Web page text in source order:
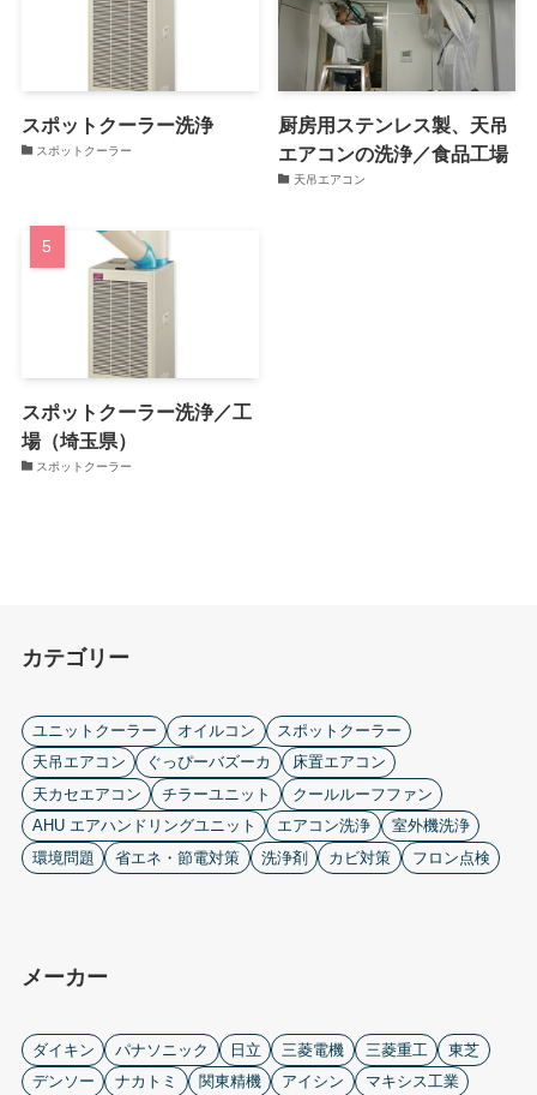
スポットクーラー洗浄
スポットクーラー
厨房用ステンレス製、天吊
エアコンの洗浄／食品工場
天吊エアコン
スポットクーラー洗浄／工
場（埼玉県）
スポットクーラー
カテゴリー
ユニットクーラー オイルコン
スポットクーラー
天吊エアコン
ぐっぴーバズーカ
床置エアコン
天カセエアコン
チラーユニット
クールルーフファン
AHU エアハンドリングユニット
エアコン洗浄
室外機洗浄
環境問題
省エネ・節電対策 洗浄剤 カビ対策 フロン点検
メーカー
ダイキン パナソニック 日立 三菱電機 三菱重工
東芝
デンソー
ナカトミ 関東精機 アイシン マキシス工業